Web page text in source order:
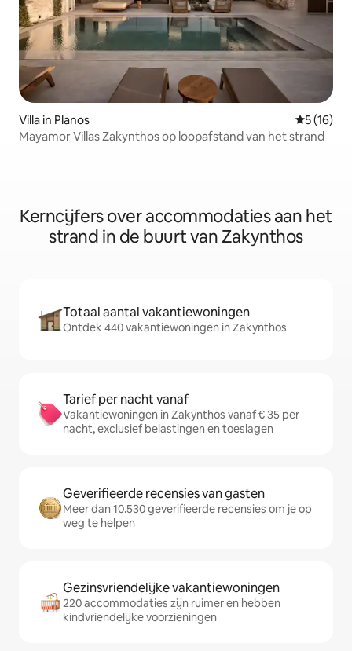
Villa in Planos
5 (16)
Mayamor Villas Zakynthos op loopafstand van het strand
Kerncijfers over accommodaties aan het
strand in de buurt van Zakynthos
Totaal aantal vakantiewoningen
Ontdek 440 vakantiewoningen in Zakynthos
Tarief per nacht vanaf
Vakantiewoningen in Zakynthos vanaf € 35 per
nacht, exclusief belastingen en toeslagen
Geverifieerde recensies van gasten
Meer dan 10.530 geverifieerde recensies om je op
weg te helpen
Gezinsvriendelijke vakantiewoningen
220 accommodaties zijn ruimer en hebben
kindvriendelijke voorzieningen